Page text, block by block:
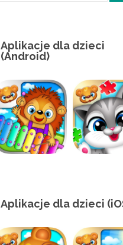
Aplikacje dla dzieci
(Android)
Aplikacje dla dzieci